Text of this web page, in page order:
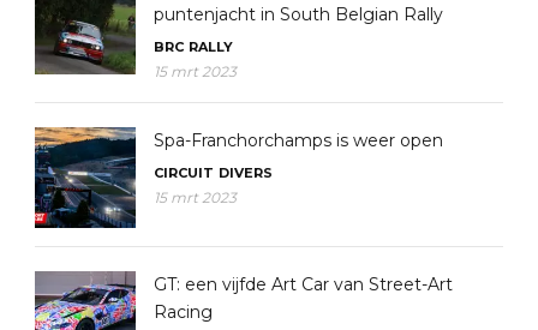
puntenjacht in South Belgian Rally
BRC RALLY
15 mrt 2023
Spa-Franchorchamps is weer open
CIRCUIT DIVERS
15 mrt 2023
GT: een vijfde Art Car van Street-Art
Racing